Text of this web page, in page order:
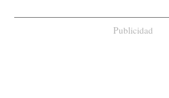
Publicidad